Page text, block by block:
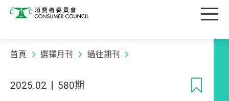
消費者委員會 目
首頁 選擇月刊 過往期刊
2025.02 580期